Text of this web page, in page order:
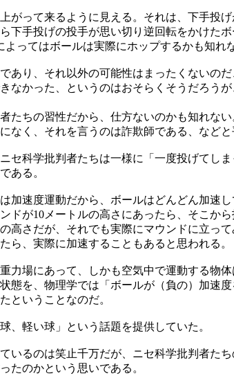
がって来るように見える。それは、下手投
下手投げの投手が思い切り逆回転をかけた
ってはボールは実際にホップするかも知れ
り、それ以外の可能性はまったくないの
なかった、というのはおそらくそうだろう
たちの習性だから、仕方ないのかも知れな
く、それを言うのは詐欺師である、などと
セ科学批判者たちは一様に「一度投げてし
ある。
加速度運動だから、ボールはどんどん加速
ドが10メートルの高さにあったら、そこか
高さだが、それでも実際にマウンドに立っ
ら、実際に加速することもあると思われる。
力場にあって、しかも空気中で運動する物
態を、物理学では「ボールが（負の）加速
ということなのだ。
、軽い球」という話題を提供していた。
いるのは笑止千万だが、ニセ科学批判者た
たのかという思いである。